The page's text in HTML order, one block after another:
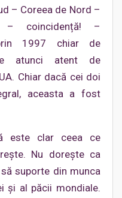
– Coreea de Nord –
– coincidență! –
1997 chiar de
atunci atent de
Chiar dacă cei doi
aceasta a fost
este clar ceea ce
Nu dorește ca
suporte din munca
și al păcii mondiale.